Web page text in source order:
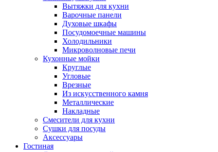
Вытяжки для кухни
Варочные панели
Духовые шкафы
Посудомоечные машины
Холодильники
Микроволновые печи
Кухонные мойки
Круглые
Угловые
Врезные
Из искусственного камня
Металлические
Накладные
Смесители для кухни
Сушки для посуды
Аксессуары
Гостиная